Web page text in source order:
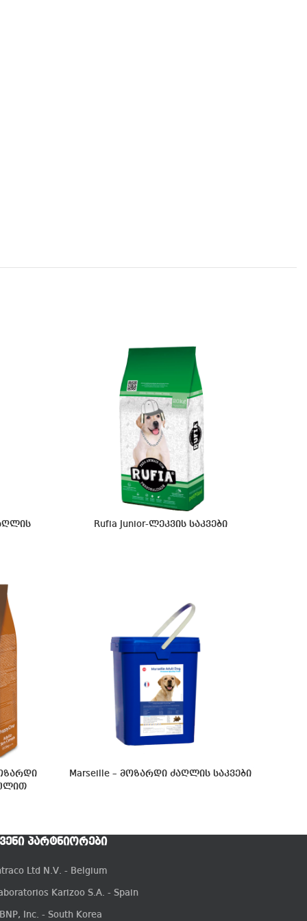
Rufia Junior-ლეკვის საკვები
Marseille – მოზარდი ძაღლის საკვები
ᲞᲐᲠᲢᲜᲘᲝᲠᲔᲑᲘ
Ltd N.V. - Belgium
Karizoo S.A. - Spain
Inc. - South Korea